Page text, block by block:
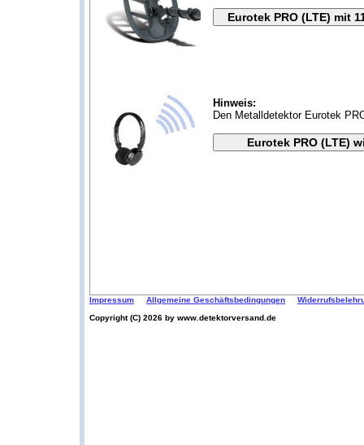
Hinweis:
Den Metalldetektor Eurotek
Impressum Allgemeine Geschäftsbedingungen
Copyright (C) 2026 by www.detektorversand.de